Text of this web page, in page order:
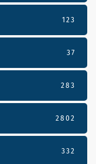
123
37
283
2802
332